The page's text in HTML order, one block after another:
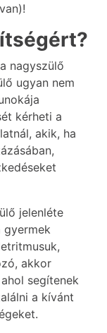
nagyszülő
ugyan nem
kérheti a
akik, ha
jelenléte
gyermek
akkor
segítenek
a kívánt